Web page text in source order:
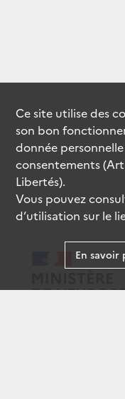
Ce site utilise des
son bon
donnée
consentements
Libertés).
Vous pouvez
d’utilisation sur le
En savoir